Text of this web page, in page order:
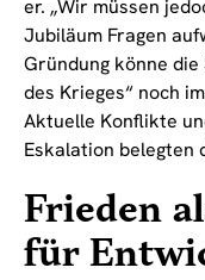
er. „Wir müssen
Jubiläum Fragen
Gründung könne
des Krieges“ noch
Aktuelle Konflikte
Eskalation belegten
Frieden
für